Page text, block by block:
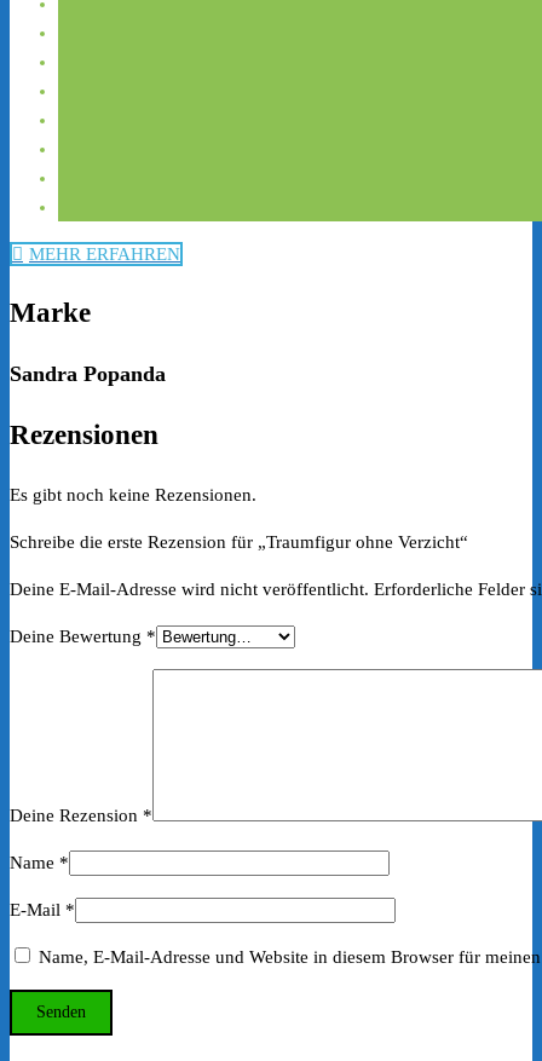
MEHR ERFAHREN
Marke
Sandra Popanda
Rezensionen
Es gibt noch keine Rezensionen.
Schreibe die erste Rezension für „Traumfigur ohne Verzicht“
Deine E-Mail-Adresse wird nicht veröffentlicht. Erforderliche Felder
Deine Bewertung *
Deine Rezension *
Name *
E-Mail *
Name, E-Mail-Adresse und Website in diesem Browser für